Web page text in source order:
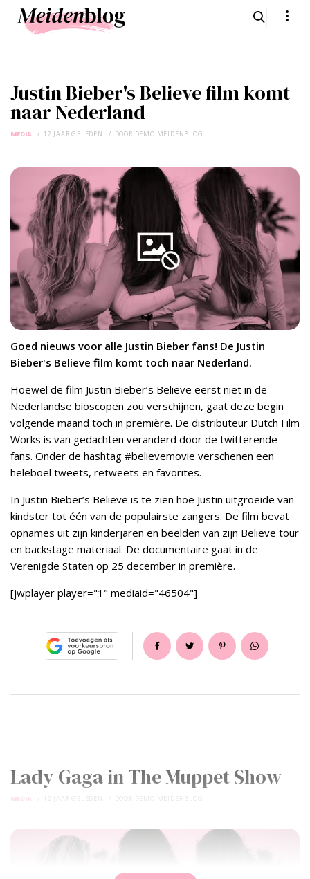
Justin Bieber's Believe film komt
naar Nederland
MEDIA 12 JAAR GELEDEN DOOR DEMO MEIDENBLOG
Goed nieuws voor alle Justin Bieber fans! De Justin
Bieber's Believe film komt toch naar Nederland.
Hoewel de film Justin Bieber’s Believe eerst niet in de
Nederlandse bioscopen zou verschijnen, gaat deze begin
volgende maand toch in première. De distributeur Dutch Film
Works is van gedachten veranderd door de twitterende
fans. Onder de hashtag #believemovie verschenen een
heleboel tweets, retweets en favorites.
In Justin Bieber’s Believe is te zien hoe Justin uitgroeide van
kindster tot één van de populairste zangers. De film bevat
opnames uit zijn kinderjaren en beelden van zijn Believe tour
en backstage materiaal. De documentaire gaat in de
Verenigde Staten op 25 december in première.
[jwplayer player="1" mediaid="46504"]
Lady Gaga in The Muppet Show
MEDIA